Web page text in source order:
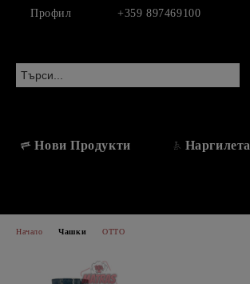
Профил +359 897469100
Нови Продукти Наргилета
Начало Чашки ОТТО